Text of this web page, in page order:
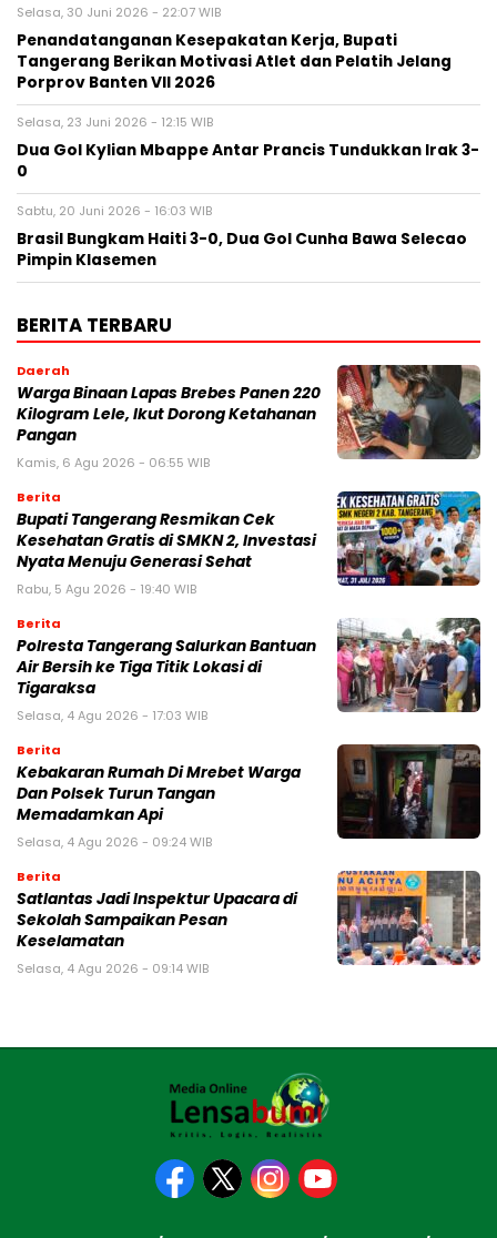
Selasa, 30 Juni 2026 - 22:07 WIB
Penandatanganan Kesepakatan Kerja, Bupati
Tangerang Berikan Motivasi Atlet dan Pelatih Jelang
Porprov Banten VII 2026
Selasa, 23 Juni 2026 - 12:15 WIB
Dua Gol Kylian Mbappe Antar Prancis Tundukkan Irak 3-
0
Sabtu, 20 Juni 2026 - 16:03 WIB
Brasil Bungkam Haiti 3-0, Dua Gol Cunha Bawa Selecao
Pimpin Klasemen
BERITA TERBARU
Daerah
Warga Binaan Lapas Brebes Panen 220
Kilogram Lele, Ikut Dorong Ketahanan
Pangan
Kamis, 6 Agu 2026 - 06:55 WIB
Berita
‎Bupati Tangerang Resmikan Cek
Kesehatan Gratis di SMKN 2, Investasi
Nyata Menuju Generasi Sehat
Rabu, 5 Agu 2026 - 19:40 WIB
Berita
Polresta Tangerang Salurkan Bantuan
Air Bersih ke Tiga Titik Lokasi di
Tigaraksa
Selasa, 4 Agu 2026 - 17:03 WIB
Berita
Kebakaran Rumah Di Mrebet Warga
Dan Polsek Turun Tangan
Memadamkan Api
Selasa, 4 Agu 2026 - 09:24 WIB
Berita
Satlantas Jadi Inspektur Upacara di
Sekolah Sampaikan Pesan
Keselamatan
Selasa, 4 Agu 2026 - 09:14 WIB